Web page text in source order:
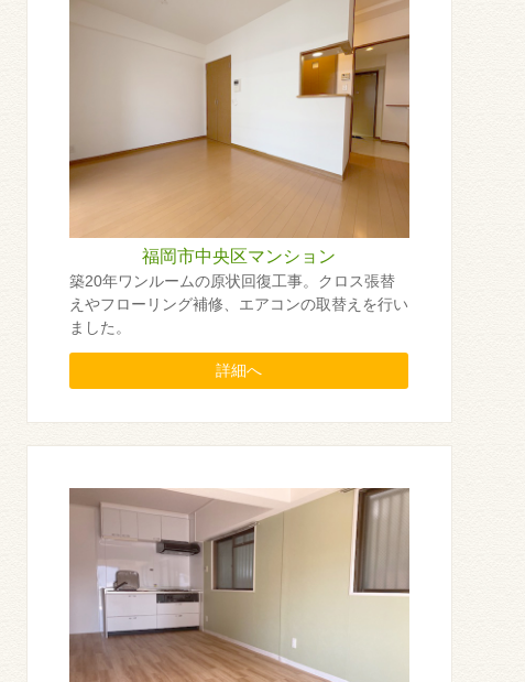
福岡市中央区マンション
築20年ワンルームの原状回復工事。クロス張替
えやフローリング補修、エアコンの取替えを行い
ました。
詳細へ